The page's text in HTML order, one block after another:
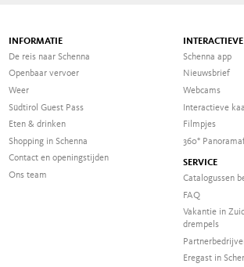
INFORMATIE
De reis naar Schenna
Openbaar vervoer
Weer
Südtirol Guest Pass
Eten & drinken
Shopping in Schenna
Contact en openingstijden
Ons team
INTERACTIEVE
Schenna app
Nieuwsbrief
Webcams
Interactieve
Filmpjes
360°
SERVICE
Catalogussen
FAQ
Vakantie in
drempels
Eregast in